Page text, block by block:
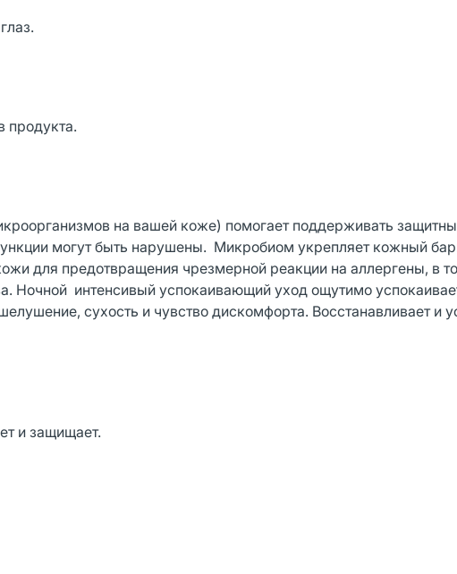
продукта.
на вашей коже) помогает поддерживать
могут быть нарушены. Микробиом укрепляет кожный
для предотвращения чрезмерной реакции на аллергены, в
Ночной интенсивый успокаивающий уход ощутимо
сухость и чувство дискомфорта. Восстанавливает и
и защищает.